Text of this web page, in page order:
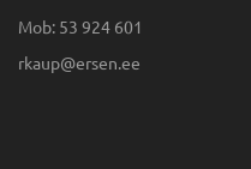
Mob: 53 924 601
ee.nesre@puakr